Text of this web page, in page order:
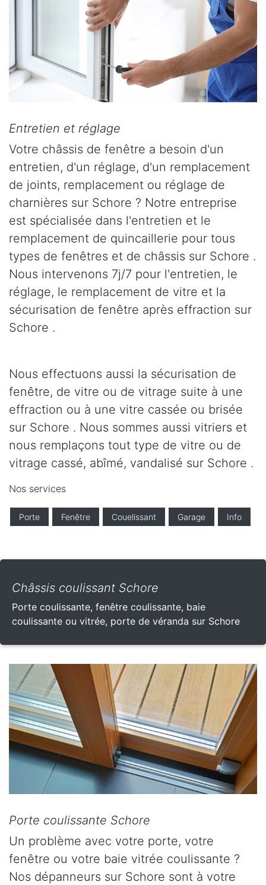
Entretien et réglage
Votre châssis de fenêtre a besoin d'un
entretien, d'un réglage, d'un remplacement
de joints, remplacement ou réglage de
charnières sur Schore ? Notre entreprise
est spécialisée dans l'entretien et le
remplacement de quincaillerie pour tous
types de fenêtres et de châssis sur Schore .
Nous intervenons 7j/7 pour l'entretien, le
réglage, le remplacement de vitre et la
sécurisation de fenêtre après effraction sur
Schore .
Nous effectuons aussi la sécurisation de
fenêtre, de vitre ou de vitrage suite à une
effraction ou à une vitre cassée ou brisée
sur Schore . Nous sommes aussi vitriers et
nous remplaçons tout type de vitre ou de
vitrage cassé, abîmé, vandalisé sur Schore .
Nos services
Porte Fenêtre Couelissant Garage Info
Châssis coulissant Schore
Porte coulissante, fenêtre coulissante, baie
coulissante ou vitrée, porte de véranda sur Schore
Porte coulissante Schore
Un problème avec votre porte, votre
fenêtre ou votre baie vitrée coulissante ?
Nos dépanneurs sur Schore sont à votre